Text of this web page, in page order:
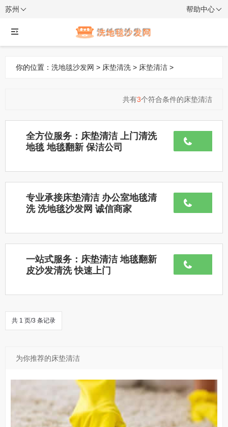
苏州 帮助中心
你的位置： 洗地毯沙发网 > 床垫清洗 > 床垫清洁 >
共有3个符合条件的床垫清洁
全方位服务：床垫清洁 上门清洗
地毯 地毯翻新 保洁公司
专业承接床垫清洁 办公室地毯清
洗 洗地毯沙发网 诚信商家
一站式服务：床垫清洁 地毯翻新
皮沙发清洗 快速上门
共 1 页/3 条记录
为你推荐的床垫清洁